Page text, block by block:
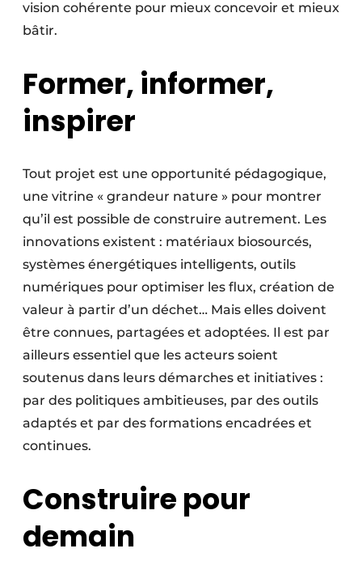
vision cohérente pour mieux concevoir et mieux
bâtir.
Former, informer,
inspirer
Tout projet est une opportunité pédagogique,
une vitrine « grandeur nature » pour montrer
qu’il est possible de construire autrement. Les
innovations existent : matériaux biosourcés,
systèmes énergétiques intelligents, outils
numériques pour optimiser les flux, création de
valeur à partir d’un déchet… Mais elles doivent
être connues, partagées et adoptées. Il est par
ailleurs essentiel que les acteurs soient
soutenus dans leurs démarches et initiatives :
par des politiques ambitieuses, par des outils
adaptés et par des formations encadrées et
continues.
Construire pour
demain